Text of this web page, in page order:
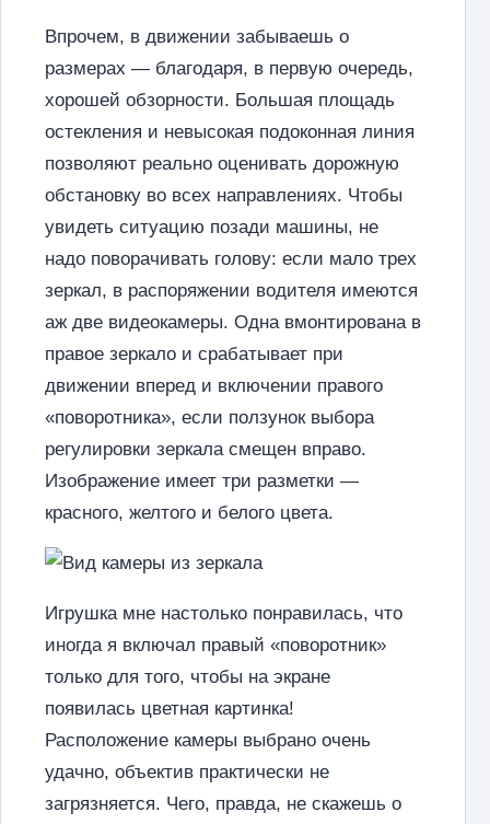
Впрочем, в движении забываешь о
размерах — благодаря, в первую очередь,
хорошей обзорности. Большая площадь
остекления и невысокая подоконная линия
позволяют реально оценивать дорожную
обстановку во всех направлениях. Чтобы
увидеть ситуацию позади машины, не
надо поворачивать голову: если мало трех
зеркал, в распоряжении водителя имеются
аж две видеокамеры. Одна вмонтирована в
правое зеркало и срабатывает при
движении вперед и включении правого
«поворотника», если ползунок выбора
регулировки зеркала смещен вправо.
Изображение имеет три разметки —
красного, желтого и белого цвета.
Игрушка мне настолько понравилась, что
иногда я включал правый «поворотник»
только для того, чтобы на экране
появилась цветная картинка!
Расположение камеры выбрано очень
удачно, объектив практически не
загрязняется. Чего, правда, не скажешь о